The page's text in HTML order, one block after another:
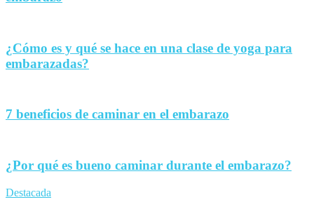
¿Cómo es y qué se hace en una clase de yoga para
embarazadas?
7 beneficios de caminar en el embarazo
¿Por qué es bueno caminar durante el embarazo?
Destacada